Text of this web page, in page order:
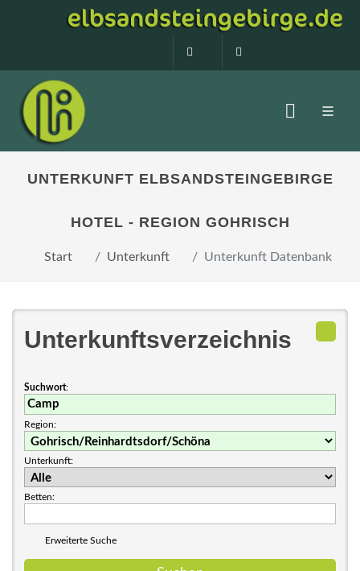
0160 99873408
UNTERKUNFT ELBSANDSTEINGEBIRGE
HOTEL - REGION GOHRISCH
Start Unterkunft Unterkunft Datenbank
Unterkunftsverzeichnis
Suchwort:
Region:
Unterkunft:
Betten:
Erweiterte Suche